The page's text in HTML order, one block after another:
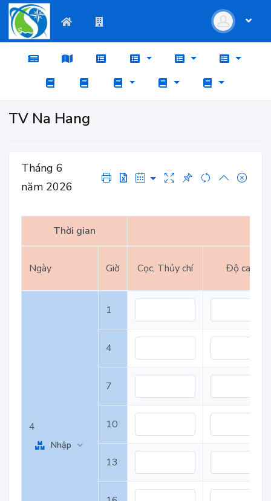
TV Na Hang
Tháng 6
năm 2026
Thời gian
Ngày Giờ Cọc, Thủy chí Độ cao
4
Nhập
1
4
7
10
13